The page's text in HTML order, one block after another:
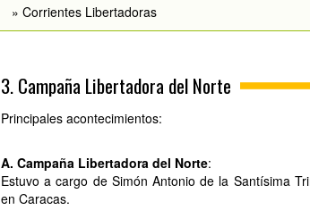
» Corrientes Libertadoras
3. Campaña Libertadora del Norte
Principales acontecimientos:
A. Campaña Libertadora del Norte:
Estuvo a cargo de Simón Antonio de la Santísima
en Caracas.